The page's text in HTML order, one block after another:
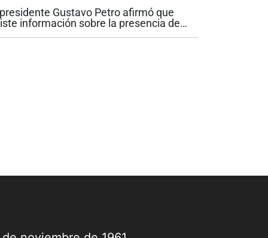
Gustavo Petro afirmó que
información sobre la presencia de